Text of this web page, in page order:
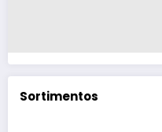
Sortimentos